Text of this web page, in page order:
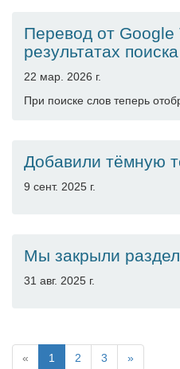
Перевод от Google
результатах поиска
22 мар. 2026 г.
При поиске слов теперь
Добавили тёмную
9 сент. 2025 г.
Мы закрыли
31 авг. 2025 г.
« 1 2 3 »